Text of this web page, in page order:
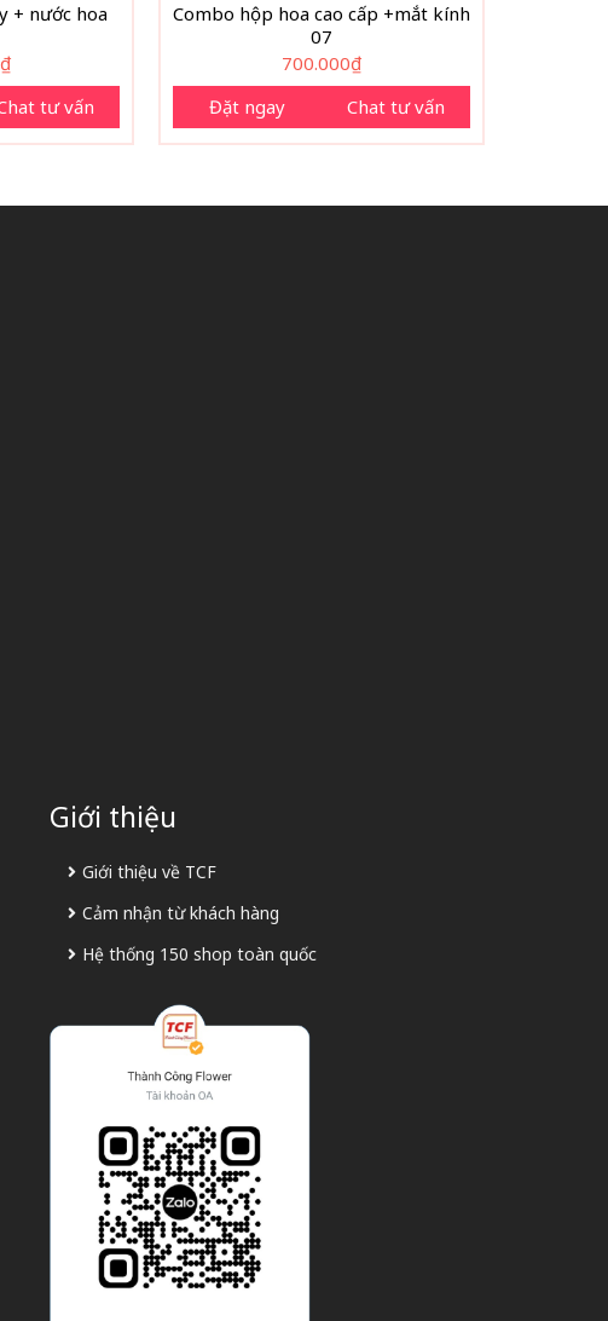
+ nước hoa
₫
tư vấn
Combo hộp hoa cao cấp +mắt kính
07
700.000₫
Đặt ngay
Chat tư vấn
Giới thiệu
Giới thiệu về TCF
Cảm nhận từ khách hàng
Hệ thống 150 shop toàn quốc